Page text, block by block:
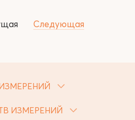
Следующая
ИЗМЕРЕНИЙ